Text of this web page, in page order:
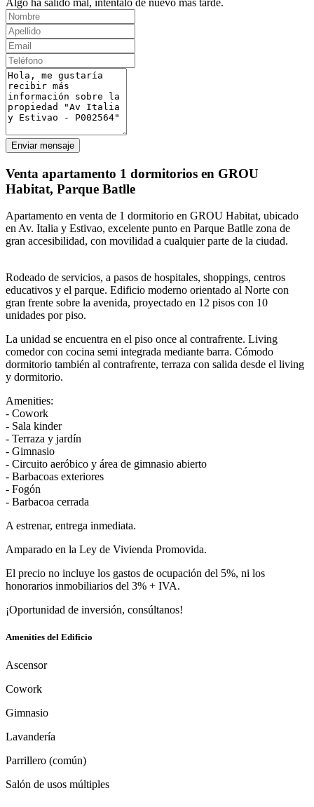
Enviar mensaje
Venta apartamento 1 dormitorios en GROU
Habitat, Parque Batlle
Apartamento en venta de 1 dormitorio en GROU Habitat, ubicado
en Av. Italia y Estivao, excelente punto en Parque Batlle zona de
gran accesibilidad, con movilidad a cualquier parte de la ciudad.
Rodeado de servicios, a pasos de hospitales, shoppings, centros
educativos y el parque. Edificio moderno orientado al Norte con
gran frente sobre la avenida, proyectado en 12 pisos con 10
unidades por piso.
La unidad se encuentra en el piso once al contrafrente. Living
comedor con cocina semi integrada mediante barra. Cómodo
dormitorio también al contrafrente, terraza con salida desde el living
y dormitorio.
Amenities:
- Cowork
- Sala kinder
- Terraza y jardín
- Gimnasio
- Circuito aeróbico y área de gimnasio abierto
- Barbacoas exteriores
- Fogón
- Barbacoa cerrada
A estrenar, entrega inmediata.
Amparado en la Ley de Vivienda Promovida.
El precio no incluye los gastos de ocupación del 5%, ni los
honorarios inmobiliarios del 3% + IVA.
¡Oportunidad de inversión, consúltanos!
Amenities del Edificio
Ascensor
Cowork
Gimnasio
Lavandería
Parrillero (común)
Salón de usos múltiples